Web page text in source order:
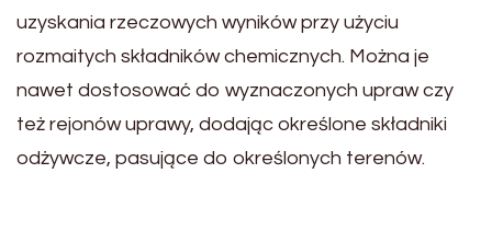
uzyskania rzeczowych wyników przy użyciu
rozmaitych składników chemicznych. Można je
nawet dostosować do wyznaczonych upraw czy
też rejonów uprawy, dodając określone składniki
odżywcze, pasujące do określonych terenów.